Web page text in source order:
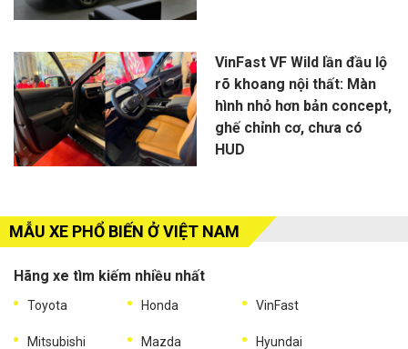
VinFast VF Wild lần đầu lộ
rõ khoang nội thất: Màn
hình nhỏ hơn bản concept,
ghế chỉnh cơ, chưa có
HUD
MẪU XE PHỔ BIẾN Ở VIỆT NAM
Hãng xe tìm kiếm nhiều nhất
Toyota Honda VinFast
Mitsubishi Mazda Hyundai